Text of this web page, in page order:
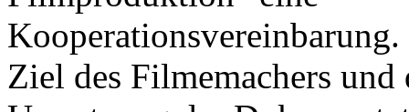
Kooperationsvereinbarung.
Ziel des Filmemachers